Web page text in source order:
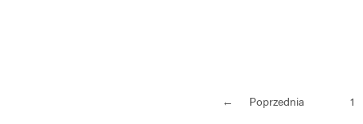
← Poprzednia 1